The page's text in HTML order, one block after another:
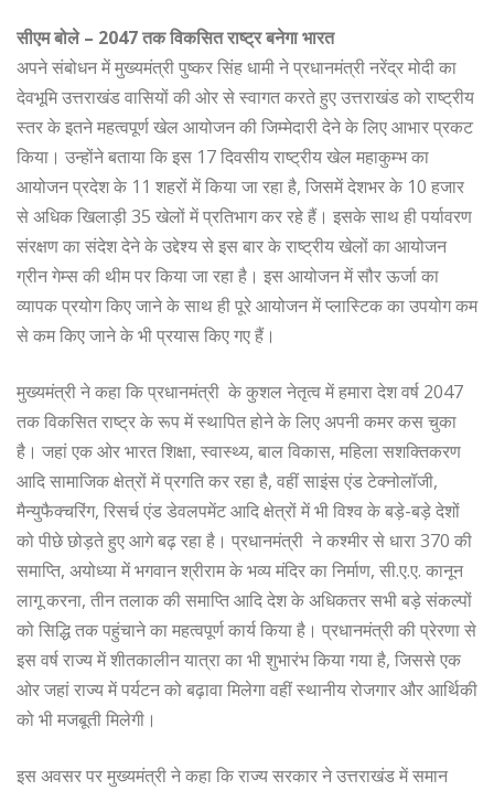
सीएम बोले – 2047 तक विकसित राष्ट्र बनेगा भारत
अपने संबोधन में मुख्यमंत्री पुष्कर सिंह धामी ने प्रधानमंत्री नरेंद्र मोदी का
देवभूमि उत्तराखंड वासियों की ओर से स्वागत करते हुए उत्तराखंड को राष्ट्रीय
स्तर के इतने महत्वपूर्ण खेल आयोजन की जिम्मेदारी देने के लिए आभार प्रकट
किया। उन्होंने बताया कि इस 17 दिवसीय राष्ट्रीय खेल महाकुम्भ का
आयोजन प्रदेश के 11 शहरों में किया जा रहा है, जिसमें देशभर के 10 हजार
से अधिक खिलाड़ी 35 खेलों में प्रतिभाग कर रहे हैं। इसके साथ ही पर्यावरण
संरक्षण का संदेश देने के उद्देश्य से इस बार के राष्ट्रीय खेलों का आयोजन
ग्रीन गेम्स की थीम पर किया जा रहा है। इस आयोजन में सौर ऊर्जा का
व्यापक प्रयोग किए जाने के साथ ही पूरे आयोजन में प्लास्टिक का उपयोग कम
से कम किए जाने के भी प्रयास किए गए हैं।
मुख्यमंत्री ने कहा कि प्रधानमंत्री के कुशल नेतृत्व में हमारा देश वर्ष 2047
तक विकसित राष्ट्र के रूप में स्थापित होने के लिए अपनी कमर कस चुका
है। जहां एक ओर भारत शिक्षा, स्वास्थ्य, बाल विकास, महिला सशक्तिकरण
आदि सामाजिक क्षेत्रों में प्रगति कर रहा है, वहीं साइंस एंड टेक्नोलॉजी,
मैन्युफैक्चरिंग, रिसर्च एंड डेवलपमेंट आदि क्षेत्रों में भी विश्व के बड़े-बड़े देशों
को पीछे छोड़ते हुए आगे बढ़ रहा है। प्रधानमंत्री ने कश्मीर से धारा 370 की
समाप्ति, अयोध्या में भगवान श्रीराम के भव्य मंदिर का निर्माण, सी.ए.ए. कानून
लागू करना, तीन तलाक की समाप्ति आदि देश के अधिकतर सभी बड़े संकल्पों
को सिद्धि तक पहुंचाने का महत्वपूर्ण कार्य किया है। प्रधानमंत्री की प्रेरणा से
इस वर्ष राज्य में शीतकालीन यात्रा का भी शुभारंभ किया गया है, जिससे एक
ओर जहां राज्य में पर्यटन को बढ़ावा मिलेगा वहीं स्थानीय रोजगार और आर्थिकी
को भी मजबूती मिलेगी।
इस अवसर पर मुख्यमंत्री ने कहा कि राज्य सरकार ने उत्तराखंड में समान